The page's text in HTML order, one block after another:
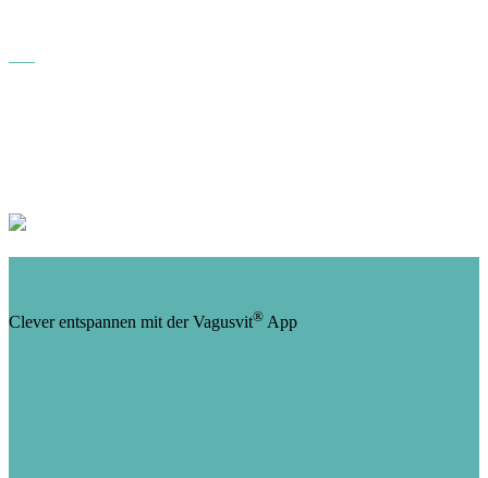
Clever entspannen mit der Vagusvit® App